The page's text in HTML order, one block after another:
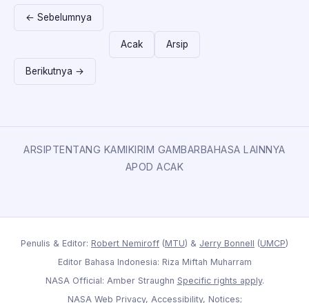
← Sebelumnya
Acak Arsip
Berikutnya →
ARSIPTENTANG KAMIKIRIM GAMBARBAHASA LAINNYA
APOD ACAK
Penulis & Editor: Robert Nemiroff (MTU) & Jerry Bonnell (UMCP)
Editor Bahasa Indonesia: Riza Miftah Muharram
NASA Official: Amber Straughn Specific rights apply.
NASA Web Privacy, Accessibility, Notices;